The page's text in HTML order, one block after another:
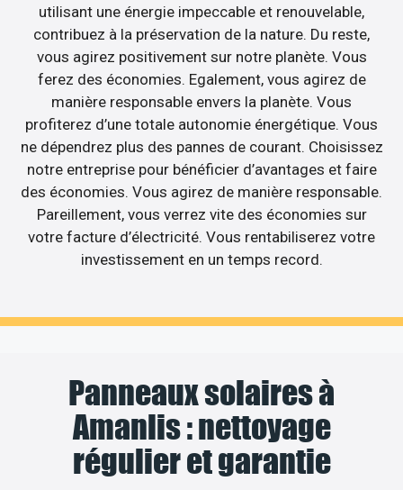
utilisant une énergie impeccable et renouvelable,
contribuez à la préservation de la nature. Du reste,
vous agirez positivement sur notre planète. Vous
ferez des économies. Egalement, vous agirez de
manière responsable envers la planète. Vous
profiterez d’une totale autonomie énergétique. Vous
ne dépendrez plus des pannes de courant. Choisissez
notre entreprise pour bénéficier d’avantages et faire
des économies. Vous agirez de manière responsable.
Pareillement, vous verrez vite des économies sur
votre facture d’électricité. Vous rentabiliserez votre
investissement en un temps record.
Panneaux solaires à
Amanlis : nettoyage
régulier et garantie